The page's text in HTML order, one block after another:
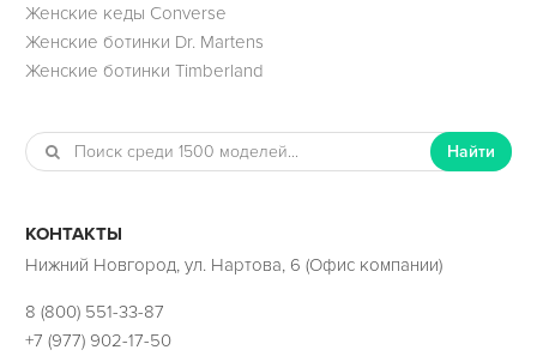
Женские кеды Converse
Женские ботинки Dr. Martens
Женские ботинки Timberland
Найти
КОНТАКТЫ
Нижний Новгород, ул. Нартова, 6 (Офис компании)
8 (800) 551-33-87
+7 (977) 902-17-50